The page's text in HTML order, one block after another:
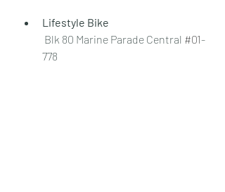
Lifestyle Bike
Blk 80 Marine Parade Central #01-
778